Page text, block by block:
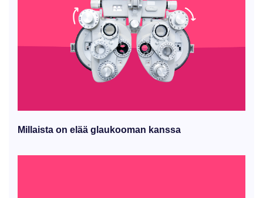
Millaista on elää glaukooman kanssa